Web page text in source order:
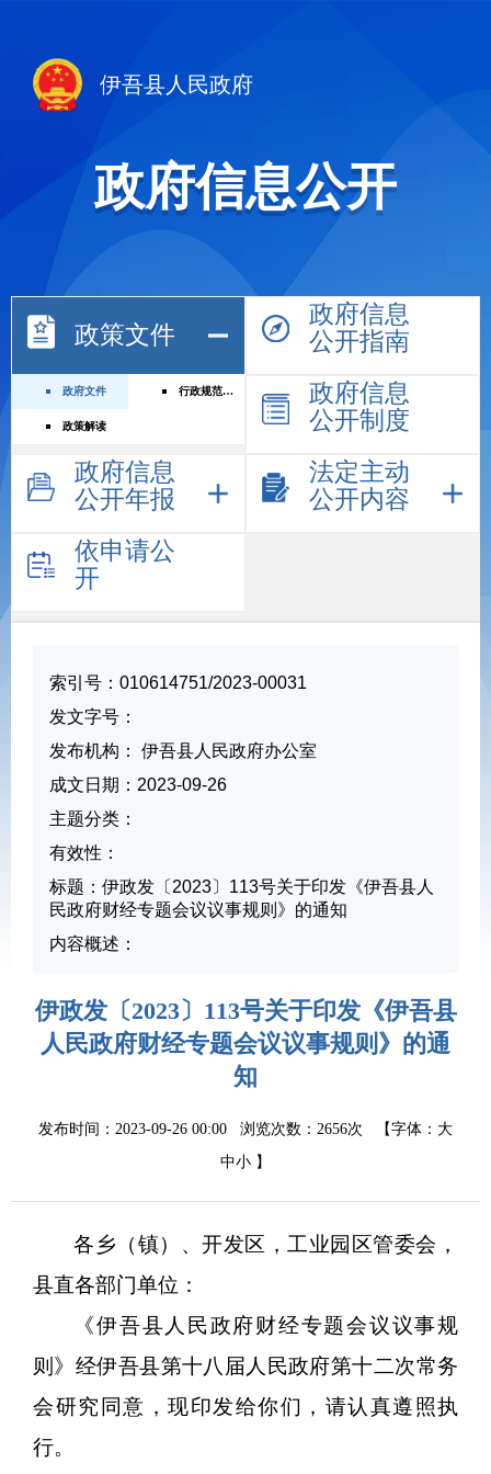
伊吾县人民政府
政府信息公开
政策文件
政府文件 行政规范性文件
政策解读
政府信息
公开指南
政府信息
公开制度
政府信息
公开年报
法定主动
公开内容
依申请公
开
索引号： 010614751/2023-00031
发文字号：
发布机构：
伊吾县人民政府办公室
成文日期： 2023-09-26
主题分类：
有效性：
标题： 伊政发〔2023〕113号关于印发《伊吾县人
民政府财经专题会议议事规则》的通知
内容概述：
伊政发〔2023〕113号关于印发《伊吾县
人民政府财经专题会议议事规则》的通
知
发布时间：2023-09-26 00:00 浏览次数： 2656次 【字体： 大
中小 】
各乡（镇）、开发区，工业园区管委会，
县直各部门单位：
《伊吾县人民政府财经专题会议议事规
则》经伊吾县第十八届人民政府第十二次常务
会研究同意，现印发给你们，请认真遵照执
行。